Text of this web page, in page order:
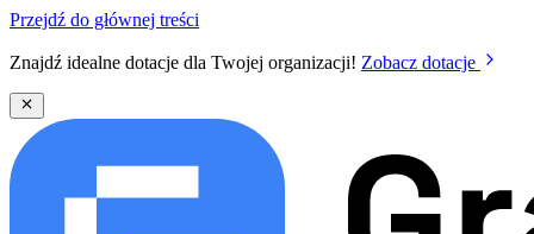
Przejdź do głównej treści
Znajdź idealne dotacje dla Twojej organizacji! Zobacz dotacje